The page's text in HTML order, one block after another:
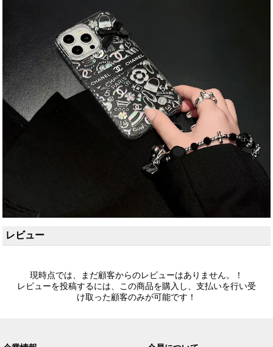
レビュー
現時点では、まだ顧客からのレビューはありません。！
レビューを投稿するには、この商品を購入し、支払いを行い受
け取った顧客のみが可能です！